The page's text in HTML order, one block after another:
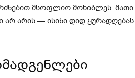
მსოფლიო მოხიბლეს. მათი
არ არის — ისინი დიდ ყურადღებას